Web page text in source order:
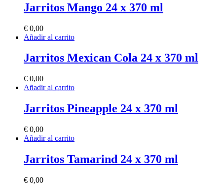
Jarritos Mango 24 x 370 ml
€ 0,00
Añadir al carrito
Jarritos Mexican Cola 24 x 370 ml
€ 0,00
Añadir al carrito
Jarritos Pineapple 24 x 370 ml
€ 0,00
Añadir al carrito
Jarritos Tamarind 24 x 370 ml
€ 0,00